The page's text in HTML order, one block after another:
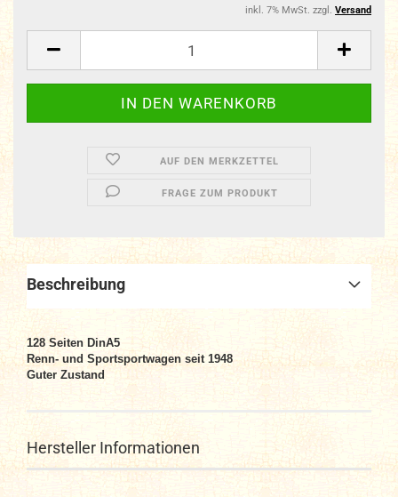
inkl. 7% MwSt. zzgl. Versand
AUF DEN MERKZETTEL
FRAGE ZUM PRODUKT
Beschreibung
128 Seiten DinA5
Renn- und Sportsportwagen seit 1948
Guter Zustand
Hersteller Informationen